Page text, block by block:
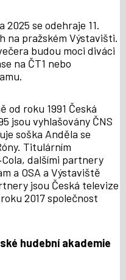
2025 se odehraje 11.
na pražském Výstavišti.
budou moci diváci
na ČT1 nebo
od roku 1991 Česká
jsou vyhlašovány ČNS
soška Anděla se
Titulárním
dalšími partnery
a OSA a Výstaviště
jsou Česká televize
2017 společnost
hudební akademie